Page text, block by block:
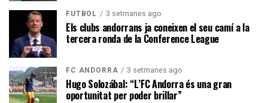
FUTBOL 3 setmanes ago
Els clubs andorrans ja coneixen el seu camí a la
tercera ronda de la Conference League
FC ANDORRA 3 setmanes ago
Hugo Solozábal: “L’FC Andorra és una gran
oportunitat per poder brillar”